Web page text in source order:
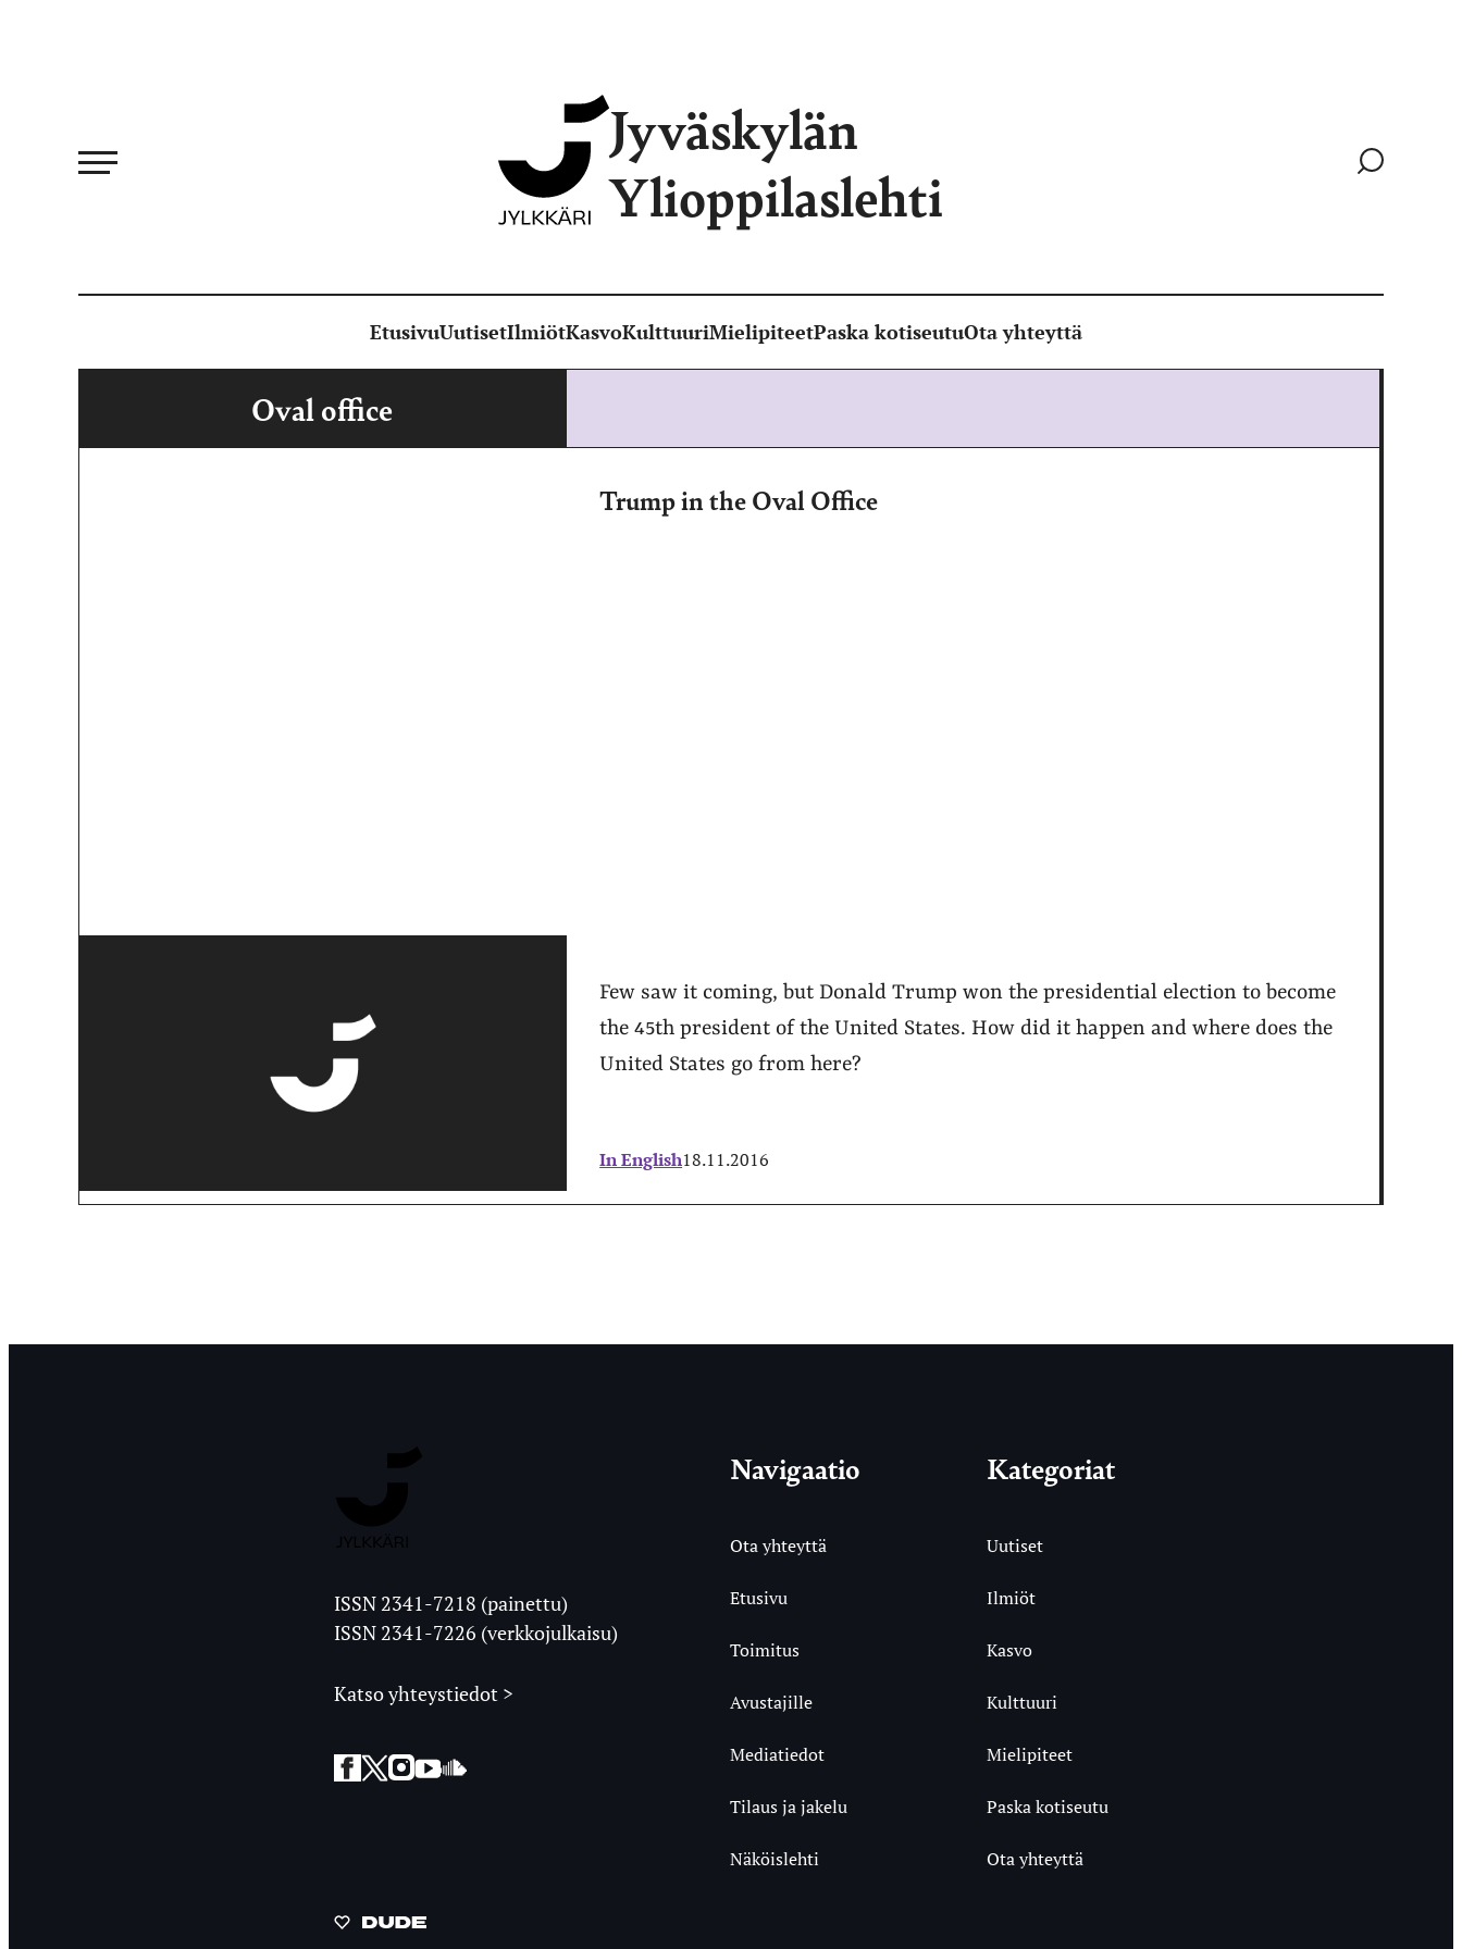
Jyväskylän
Ylioppilaslehti
Siirry
EtusivuUutisetIlmiötKasvoKulttuuriMielipiteetPaska kotiseutuOta yhteyttä
Oval office
Trump in the Oval Office
Few saw it coming, but Donald Trump won the presidential election to become
the 45th president of the United States. How did it happen and where does the
United States go from here?
In English18.11.2016
Ylioppilaslehti
ISSN 2341-7218 (painettu)
ISSN 2341-7226 (verkkojulkaisu)
Katso yhteystiedot >
Facebook
Twitter
Instagram
YouTubeSoundCloud
Navigaatio
Ota yhteyttä
Etusivu
Toimitus
Avustajille
Mediatiedot
Tilaus ja jakelu
Näköislehti
Kategoriat
Uutiset
Ilmiöt
Kasvo
Kulttuuri
Mielipiteet
Paska kotiseutu
Ota yhteyttä